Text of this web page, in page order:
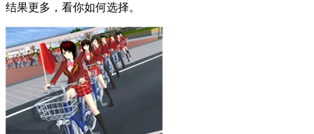
结果更多，看你如何选择。